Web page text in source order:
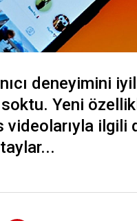
deneyimini
Yeni
videolarıyla